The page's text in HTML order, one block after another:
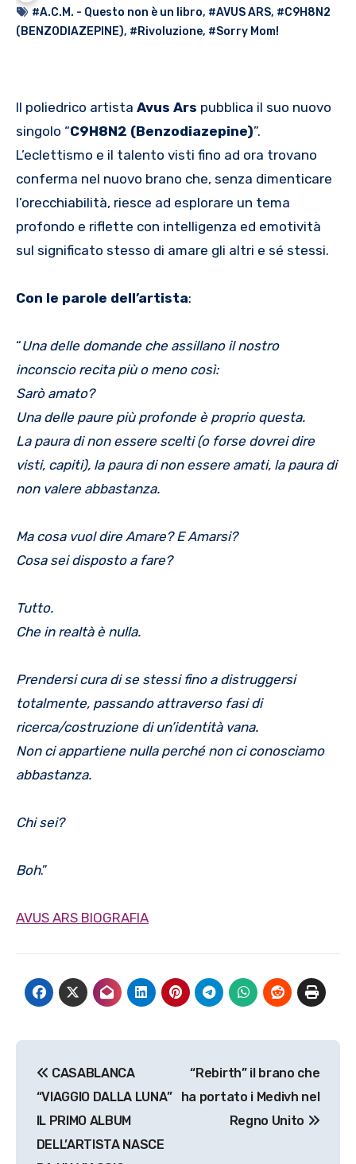
#A.C.M. - Questo non è un libro, #AVUS ARS, #C9H8N2
(BENZODIAZEPINE), #Rivoluzione, #Sorry Mom!
Il poliedrico artista Avus Ars pubblica il suo nuovo
singolo “C9H8N2 (Benzodiazepine)”.
L’eclettismo e il talento visti fino ad ora trovano
conferma nel nuovo brano che, senza dimenticare
l’orecchiabilità, riesce ad esplorare un tema
profondo e riflette con intelligenza ed emotività
sul significato stesso di amare gli altri e sé stessi.
Con le parole dell’artista:
“Una delle domande che assillano il nostro
inconscio recita più o meno così:
Sarò amato?
Una delle paure più profonde è proprio questa.
La paura di non essere scelti (o forse dovrei dire
visti, capiti), la paura di non essere amati, la paura di
non valere abbastanza.
Ma cosa vuol dire Amare? E Amarsi?
Cosa sei disposto a fare?
Tutto.
Che in realtà è nulla.
Prendersi cura di se stessi fino a distruggersi
totalmente, passando attraverso fasi di
ricerca/costruzione di un’identità vana.
Non ci appartiene nulla perché non ci conosciamo
abbastanza.
Chi sei?
Boh.”
AVUS ARS BIOGRAFIA
articoli
CASABLANCA
“VIAGGIO DALLA LUNA”
IL PRIMO ALBUM
DELL’ARTISTA NASCE
“Rebirth” il brano che
ha portato i Medivh nel
Regno Unito